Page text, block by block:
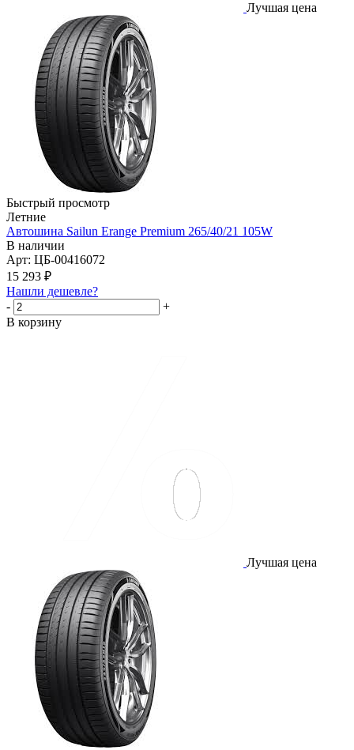
Лучшая цена
Быстрый просмотр
Летние
Автошина Sailun Erange Premium 265/40/21 105W
В наличии
Арт: ЦБ-00416072
15 293 ₽
Нашли дешевле?
-
+
В корзину
Лучшая цена